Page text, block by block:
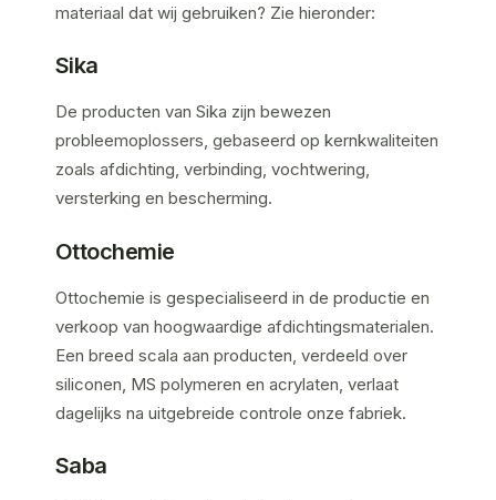
materiaal dat wij gebruiken? Zie hieronder:
Sika
De producten van Sika zijn bewezen
probleemoplossers, gebaseerd op kernkwaliteiten
zoals afdichting, verbinding, vochtwering,
versterking en bescherming.
Ottochemie
Ottochemie is gespecialiseerd in de productie en
verkoop van hoogwaardige afdichtingsmaterialen.
Een breed scala aan producten, verdeeld over
siliconen, MS polymeren en acrylaten, verlaat
dagelijks na uitgebreide controle onze fabriek.
Saba